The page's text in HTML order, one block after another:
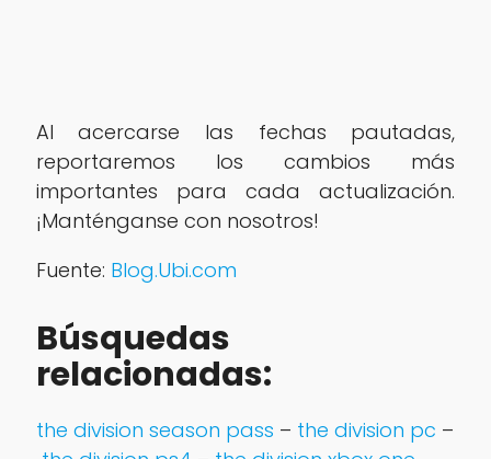
Al acercarse las fechas pautadas,
reportaremos los cambios más
importantes para cada actualización.
¡Manténganse con nosotros!
Fuente: Blog.Ubi.com
Búsquedas
relacionadas:
the division season pass – the division pc –